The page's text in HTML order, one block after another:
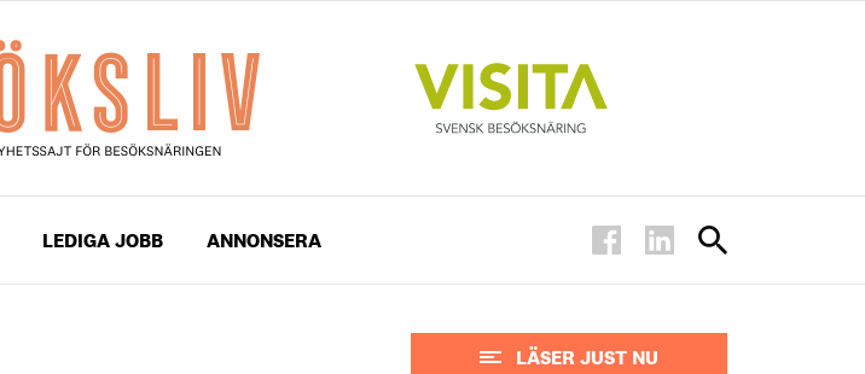
LEDIGA JOBB ANNONSERA
LÄSER JUST NU